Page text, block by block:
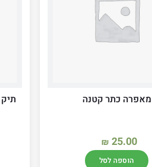
מאפרה כתר קטנה
₪ 25.00
הוספה לסל